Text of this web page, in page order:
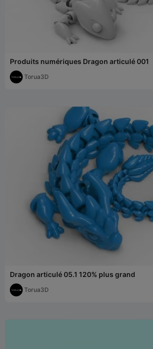
Produits numériques Dragon articulé 001
Torua3D
Dragon articulé 05.1 120% plus grand
Torua3D